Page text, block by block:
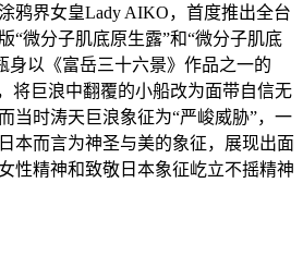
界女皇Lady AIKO，首度推出全台
“微分子肌底原生露”和“微分子肌底
身以《富岳三十六景》作品之一的
将巨浪中翻覆的小船改为面带自信无
当时涛天巨浪象征为“严峻威胁”，一
本而言为神圣与美的象征，展现出面
性精神和致敬日本象征屹立不摇精神